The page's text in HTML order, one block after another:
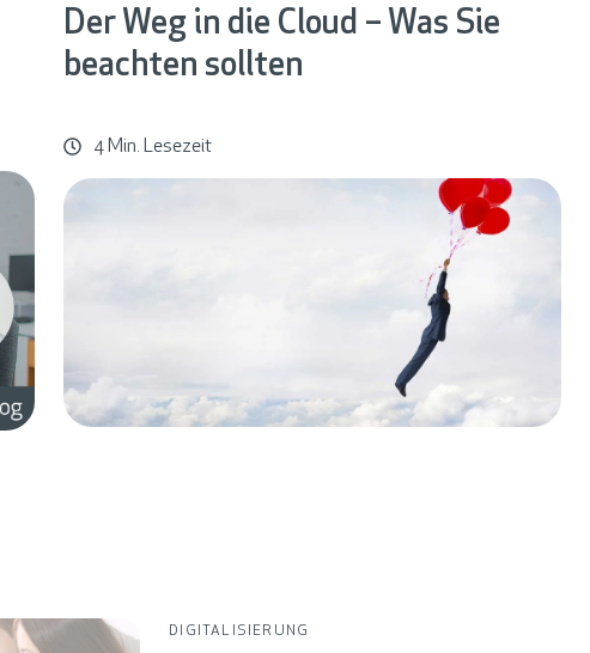
Der Weg in die Cloud – Was Sie
beachten sollten
4 Min. Lesezeit
DIGITALISIERUNG